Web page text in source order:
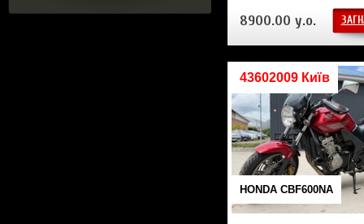
8900.00 у.о.
43602009 Київ
HONDA CBF600NA